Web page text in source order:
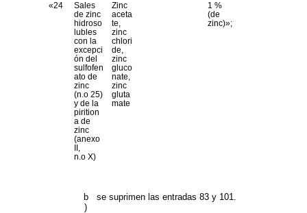
«24
Sales
de zinc
hidroso
lubles
con la
excepci
ón del
sulfofen
ato de
zinc
(n. o25)
y de la
pirition
a de
zinc
(anexo
n. oX)
Zinc
aceta
te,
zinc
chlori
de,
zinc
gluco
nate,
zinc
gluta
mate
1 %
(de
zinc)»;
b
)
se suprimen las entradas 83 y 101.